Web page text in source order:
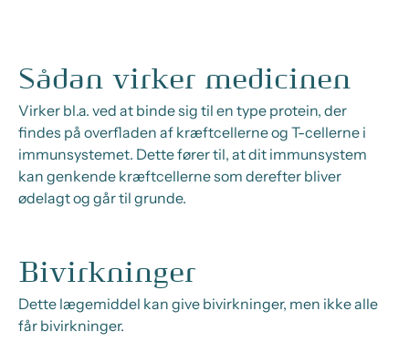
Sådan virker medicinen
Virker bl.a. ved at binde sig til en type protein, der
findes på overfladen af kræftcellerne og T-cellerne i
immunsystemet. Dette fører til, at dit immunsystem
kan genkende kræftcellerne som derefter bliver
ødelagt og går til grunde.
Bivirkninger
Dette lægemiddel kan give bivirkninger, men ikke alle
får bivirkninger.